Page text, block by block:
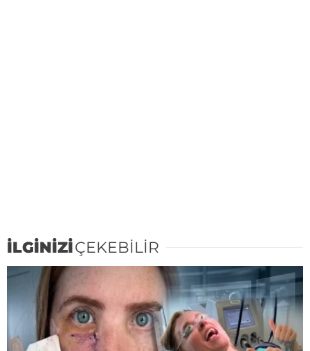
İLGİNİZİÇEKEBİLİR